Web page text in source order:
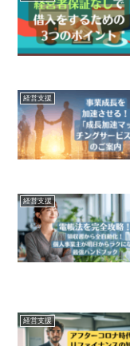
経営支援
経営支援
経営支援